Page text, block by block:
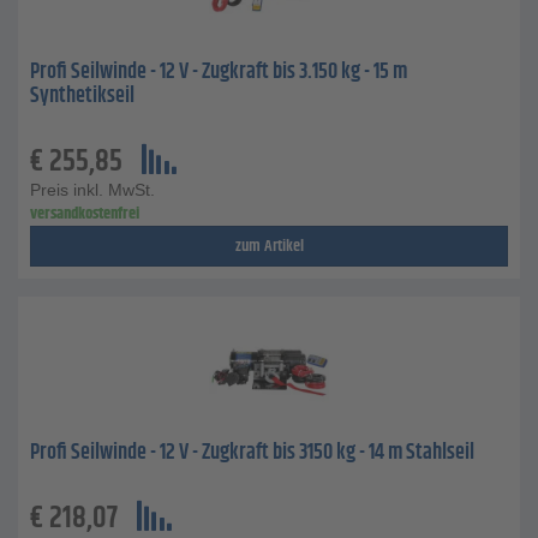
Profi Seilwinde - 12 V - Zugkraft bis 3.150 kg - 15 m
Synthetikseil
€255,85
Preis inkl. MwSt.
versandkostenfrei
zum Artikel
Profi Seilwinde - 12 V - Zugkraft bis 3150 kg - 14 m Stahlseil
€218,07